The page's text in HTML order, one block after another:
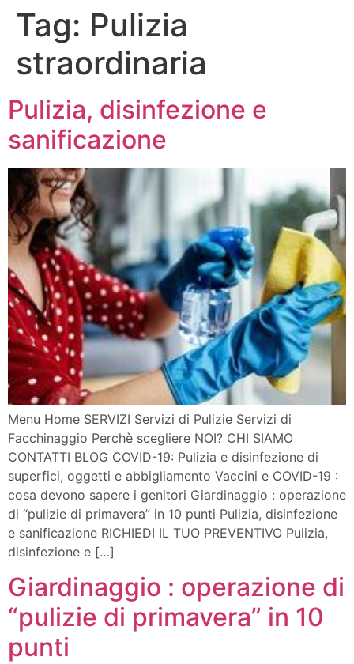
Tag: Pulizia
straordinaria
Pulizia, disinfezione e
sanificazione
Menu Home SERVIZI Servizi di Pulizie Servizi di
Facchinaggio Perchè scegliere NOI? CHI SIAMO
CONTATTI BLOG COVID-19: Pulizia e disinfezione di
superfici, oggetti e abbigliamento Vaccini e COVID-19 :
cosa devono sapere i genitori Giardinaggio : operazione
di “pulizie di primavera” in 10 punti Pulizia, disinfezione
e sanificazione RICHIEDI IL TUO PREVENTIVO Pulizia,
disinfezione e […]
Giardinaggio : operazione di
“pulizie di primavera” in 10
punti